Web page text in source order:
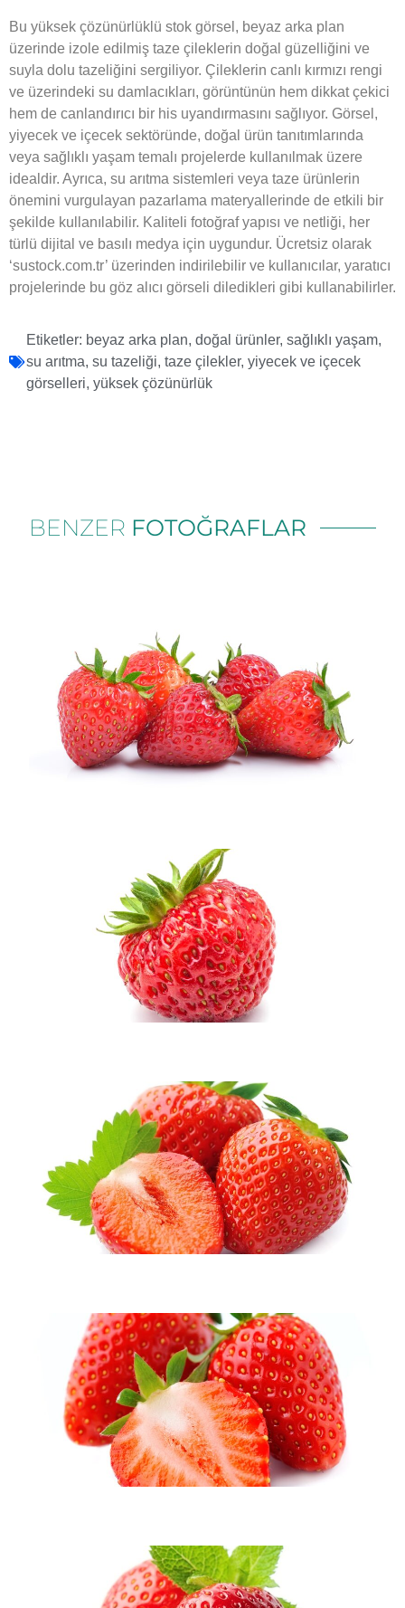
Bu yüksek çözünürlüklü stok görsel, beyaz arka plan
üzerinde izole edilmiş taze çileklerin doğal güzelliğini ve
suyla dolu tazeliğini sergiliyor. Çileklerin canlı kırmızı rengi
ve üzerindeki su damlacıkları, görüntünün hem dikkat çekici
hem de canlandırıcı bir his uyandırmasını sağlıyor. Görsel,
yiyecek ve içecek sektöründe, doğal ürün tanıtımlarında
veya sağlıklı yaşam temalı projelerde kullanılmak üzere
idealdir. Ayrıca, su arıtma sistemleri veya taze ürünlerin
önemini vurgulayan pazarlama materyallerinde de etkili bir
şekilde kullanılabilir. Kaliteli fotoğraf yapısı ve netliği, her
türlü dijital ve basılı medya için uygundur. Ücretsiz olarak
‘sustock.com.tr’ üzerinden indirilebilir ve kullanıcılar, yaratıcı
projelerinde bu göz alıcı görseli diledikleri gibi kullanabilirler.
Etiketler: beyaz arka plan, doğal ürünler, sağlıklı yaşam,
su arıtma, su tazeliği, taze çilekler, yiyecek ve içecek
görselleri, yüksek çözünürlük
BENZER FOTOĞRAFLAR